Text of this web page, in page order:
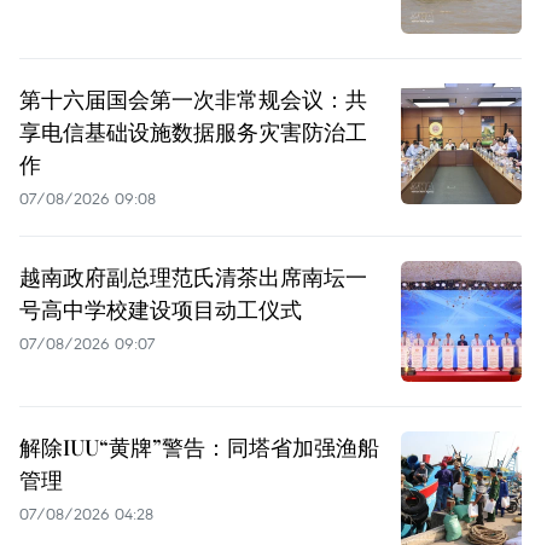
第十六届国会第一次非常规会议：共
享电信基础设施数据服务灾害防治工
作
07/08/2026 09:08
越南政府副总理范氏清茶出席南坛一
号高中学校建设项目动工仪式
07/08/2026 09:07
解除IUU“黄牌”警告：同塔省加强渔船
管理
07/08/2026 04:28